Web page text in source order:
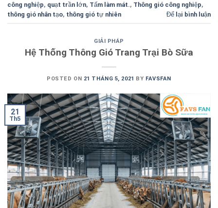
công nghiệp, quạt trần lớn, Tấm làm mát., Thông gió công nghiệp,
thông gió nhân tạo, thông gió tự nhiên Để lại bình luận
GIẢI PHÁP
Hệ Thống Thông Gió Trang Trại Bò Sữa
POSTED ON 21 THÁNG 5, 2021 BY FAVSFAN
21
Th5